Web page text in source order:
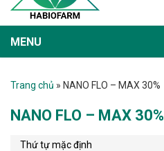
MENU
Trang chủ » NANO FLO – MAX 30%
NANO FLO – MAX 30%